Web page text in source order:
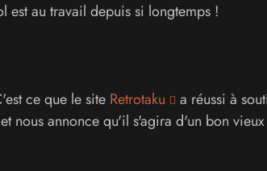
est au travail depuis si longtemps !
ce que le site Retrotaku
a réussi à
nous annonce qu'il s'agira d'un bon